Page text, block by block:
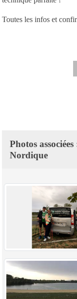
Toutes les infos et
Photos
Nordique